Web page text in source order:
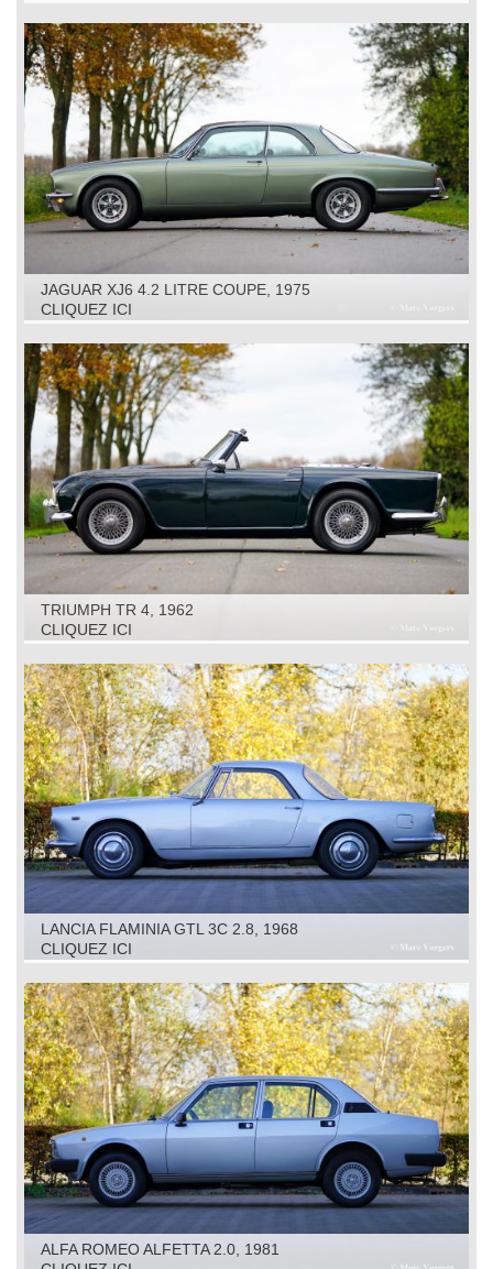
JAGUAR XJ6 4.2 LITRE COUPE, 1975
CLIQUEZ ICI
TRIUMPH TR 4, 1962
CLIQUEZ ICI
LANCIA FLAMINIA GTL 3C 2.8, 1968
CLIQUEZ ICI
ALFA ROMEO ALFETTA 2.0, 1981